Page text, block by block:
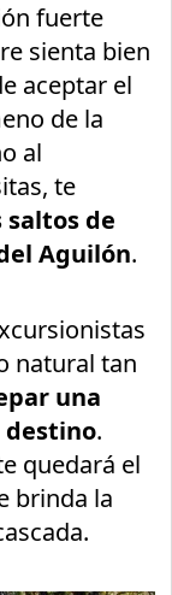
fuerte
sienta bien
aceptar el
de la
al
te
saltos de
Aguilón.
natural tan
una
destino.
quedará el
brinda la